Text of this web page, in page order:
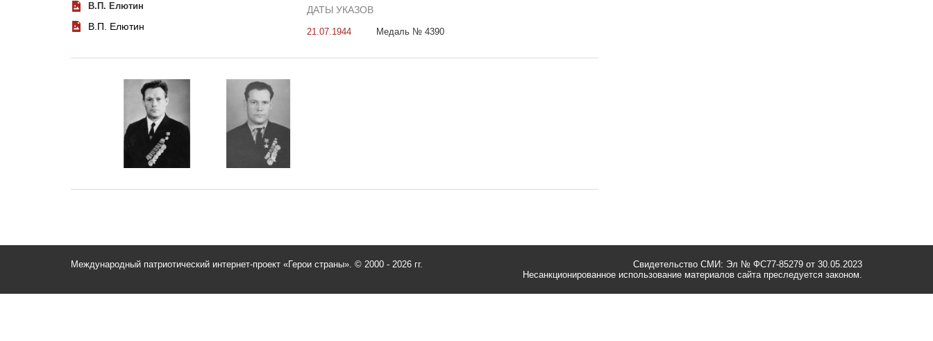
В.П. Елютин
В.П. Елютин
ДАТЫ УКАЗОВ
21.07.1944 Медаль № 4390
Международный патриотический интернет-проект «Герои страны». © 2000 - 2026 гг.
Свидетельство СМИ: Эл № ФС77-85279 от 30.05.2023
Несанкционированное использование материалов сайта преследуется законом.